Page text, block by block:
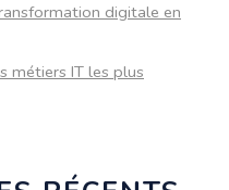
digitale en
métiers IT les plus